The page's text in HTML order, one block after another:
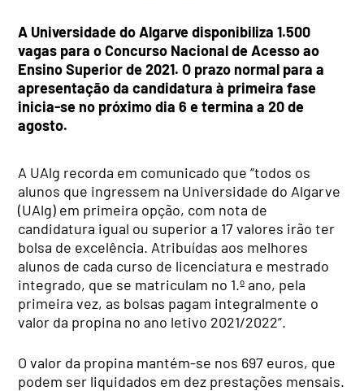
A Universidade do Algarve disponibiliza 1.500
vagas para o Concurso Nacional de Acesso ao
Ensino Superior de 2021. O prazo normal para a
apresentação da candidatura à primeira fase
inicia-se no próximo dia 6 e termina a 20 de
agosto.
A UAlg recorda em comunicado que “todos os
alunos que ingressem na Universidade do Algarve
(UAlg) em primeira opção, com nota de
candidatura igual ou superior a 17 valores irão ter
bolsa de excelência. Atribuídas aos melhores
alunos de cada curso de licenciatura e mestrado
integrado, que se matriculam no 1.º ano, pela
primeira vez, as bolsas pagam integralmente o
valor da propina no ano letivo 2021/2022”.
O valor da propina mantém-se nos 697 euros, que
podem ser liquidados em dez prestações mensais.